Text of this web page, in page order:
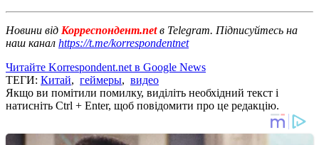
Новини від Корреспондент.netв Telegram. Підписуйтесь на
наш канал https://t.me/korrespondentnet
Читайте Korrespondent.net в Google News
ТЕГИ: Китай, геймеры, видео
Якщо ви помітили помилку, виділіть необхідний текст і
натисніть Ctrl + Enter, щоб повідомити про це редакцію.